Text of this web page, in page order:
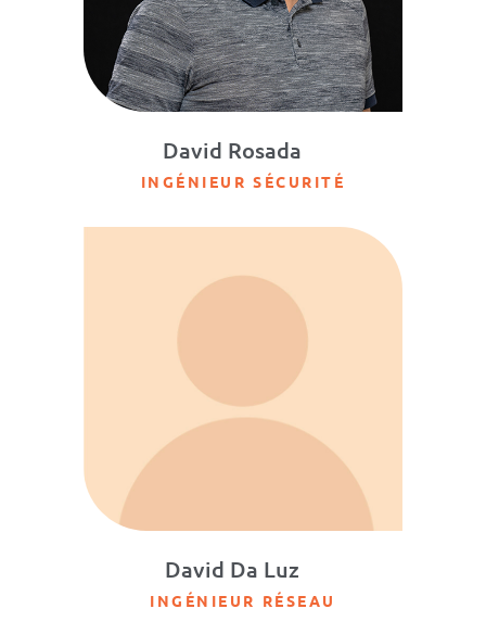
David Rosada
INGÉNIEUR SÉCURITÉ
David Da Luz
INGÉNIEUR RÉSEAU